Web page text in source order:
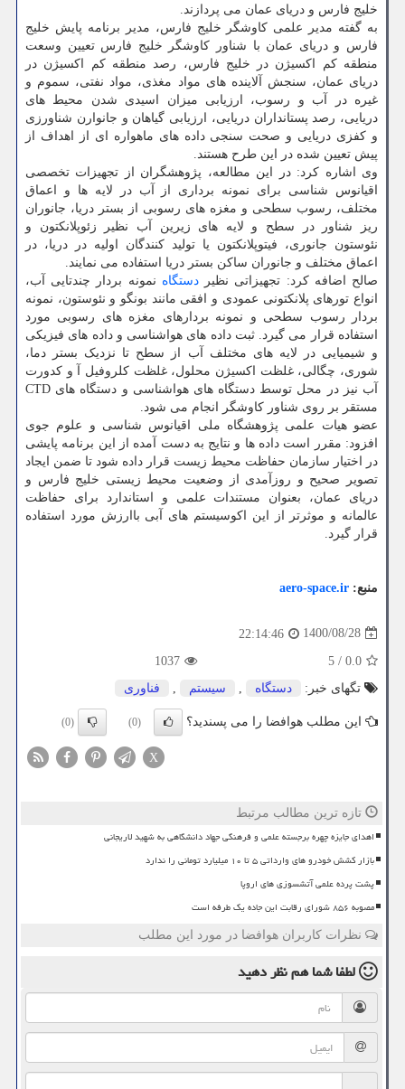
خلیج فارس و دریای عمان می پردازند.
به گفته مدیر علمی کاوشگر خلیج فارس، مدیر برنامه پایش خلیج
فارس و دریای عمان با شناور کاوشگر خلیج فارس تعیین وسعت
منطقه کم اکسیژن در خلیج فارس، رصد منطقه کم اکسیژن در
دریای عمان، سنجش آلاینده های مواد مغذی، مواد نفتی، سموم و
غیره در آب و رسوب، ارزیابی میزان اسیدی شدن محیط های
دریایی، رصد پستانداران دریایی، ارزیابی گیاهان و جانوارن شناورزی
و کفزی دریایی و صحت سنجی داده های ماهواره ای از اهداف از
پیش تعیین شده در این طرح هستند.
وی اشاره کرد: در این مطالعه، پژوهشگران از تجهیزات تخصصی
اقیانوس شناسی برای نمونه برداری از آب در لایه ها و اعماق
مختلف، رسوب سطحی و مغزه های رسوبی از بستر دریا، جانوران
ریز شناور در سطح و لایه های زیرین آب نظیر زئوپلانکتون و
نئوستون جانوری، فیتوپلانکتون یا تولید کنندگان اولیه در دریا، در
اعماق مختلف و جانوران ساکن بستر دریا استفاده می نمایند.
صالح اضافه کرد: تجهیزاتی نظیردستگاه نمونه بردار چندتایی آب،
انواع تورهای پلانکتونی عمودی و افقی مانند بونگو و نئوستون، نمونه
بردار رسوب سطحی و نمونه بردارهای مغزه های رسوبی مورد
استفاده قرار می گیرد. ثبت داده های هواشناسی و داده های فیزیکی
و شیمیایی در لایه های مختلف آب از سطح تا نزدیک بستر دما،
شوری، چگالی، غلظت اکسیژن محلول، غلظت کلروفیل آ و کدورت
آب نیز در محل توسط دستگاه های هواشناسی و دستگاه های CTD
مستقر بر روی شناور کاوشگر انجام می شود.
عضو هیات علمی پژوهشگاه ملی اقیانوس شناسی و علوم جوی
افزود: مقرر است داده ها و نتایج به دست آمده از این برنامه پایشی
در اختیار سازمان حفاظت محیط زیست قرار داده شود تا ضمن ایجاد
تصویر صحیح و روزآمدی از وضعیت محیط زیستی خلیج فارس و
دریای عمان، بعنوان مستندات علمی و استاندارد برای حفاظت
عالمانه و موثرتر از این اکوسیستم های آبی باارزش مورد استفاده
قرار گیرد.
منبع: aero-space.ir
1400/08/28
22:14:46
0.0
/
5
1037
تگهای خبر:
دستگاه , سیستم , فناوری
این مطلب هوافضا را می پسندید؟ (0)
(0)
X
تازه ترین مطالب مرتبط
اهدای جایزه چهره برجسته علمی و فرهنگی جهاد دانشگاهی به شهید لاریجانی
بازار کشش خودرو های وارداتی ۵ تا ۱۰ میلیارد تومانی را ندارد
پشت پرده علمی آتشسوزی های اروپا
مصوبه ۸۵۶ شورای رقابت این جاده یک طرفه است
نظرات کاربران هوافضا در مورد این مطلب
لطفا شما همنظر دهید